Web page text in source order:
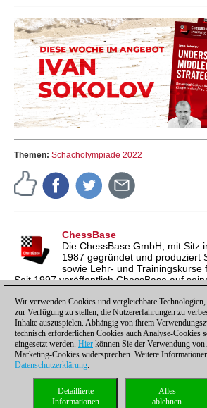
Themen: Schacholympiade 2022
ChessBase
Die ChessBase GmbH, mit Sitz
1987 gegründet und produziert
sowie Lehr- und Trainingskurse
Seit 1997 veröffentlich ChessBase auf
inzwischen in vier Sprachen und gilt
Schachnachrichtenseite.
Datenschutzhinweis| Kontakt|
Compliance Hotline|
Wir verwenden Cookies und vergleichbare
zur Verfügung zu stellen, die Nutzererfahrungen zu
Inhalte auszuspielen. Abhängig von ihrem
technisch erforderlichen Cookies auch Analyse-Cookies
eingesetzt werden. Hier können Sie der Verwendung
Marketing-Cookies widersprechen. Weitere
Datenschutzerklärung.
Alles
ablehnen
Detaillierte
Informationen